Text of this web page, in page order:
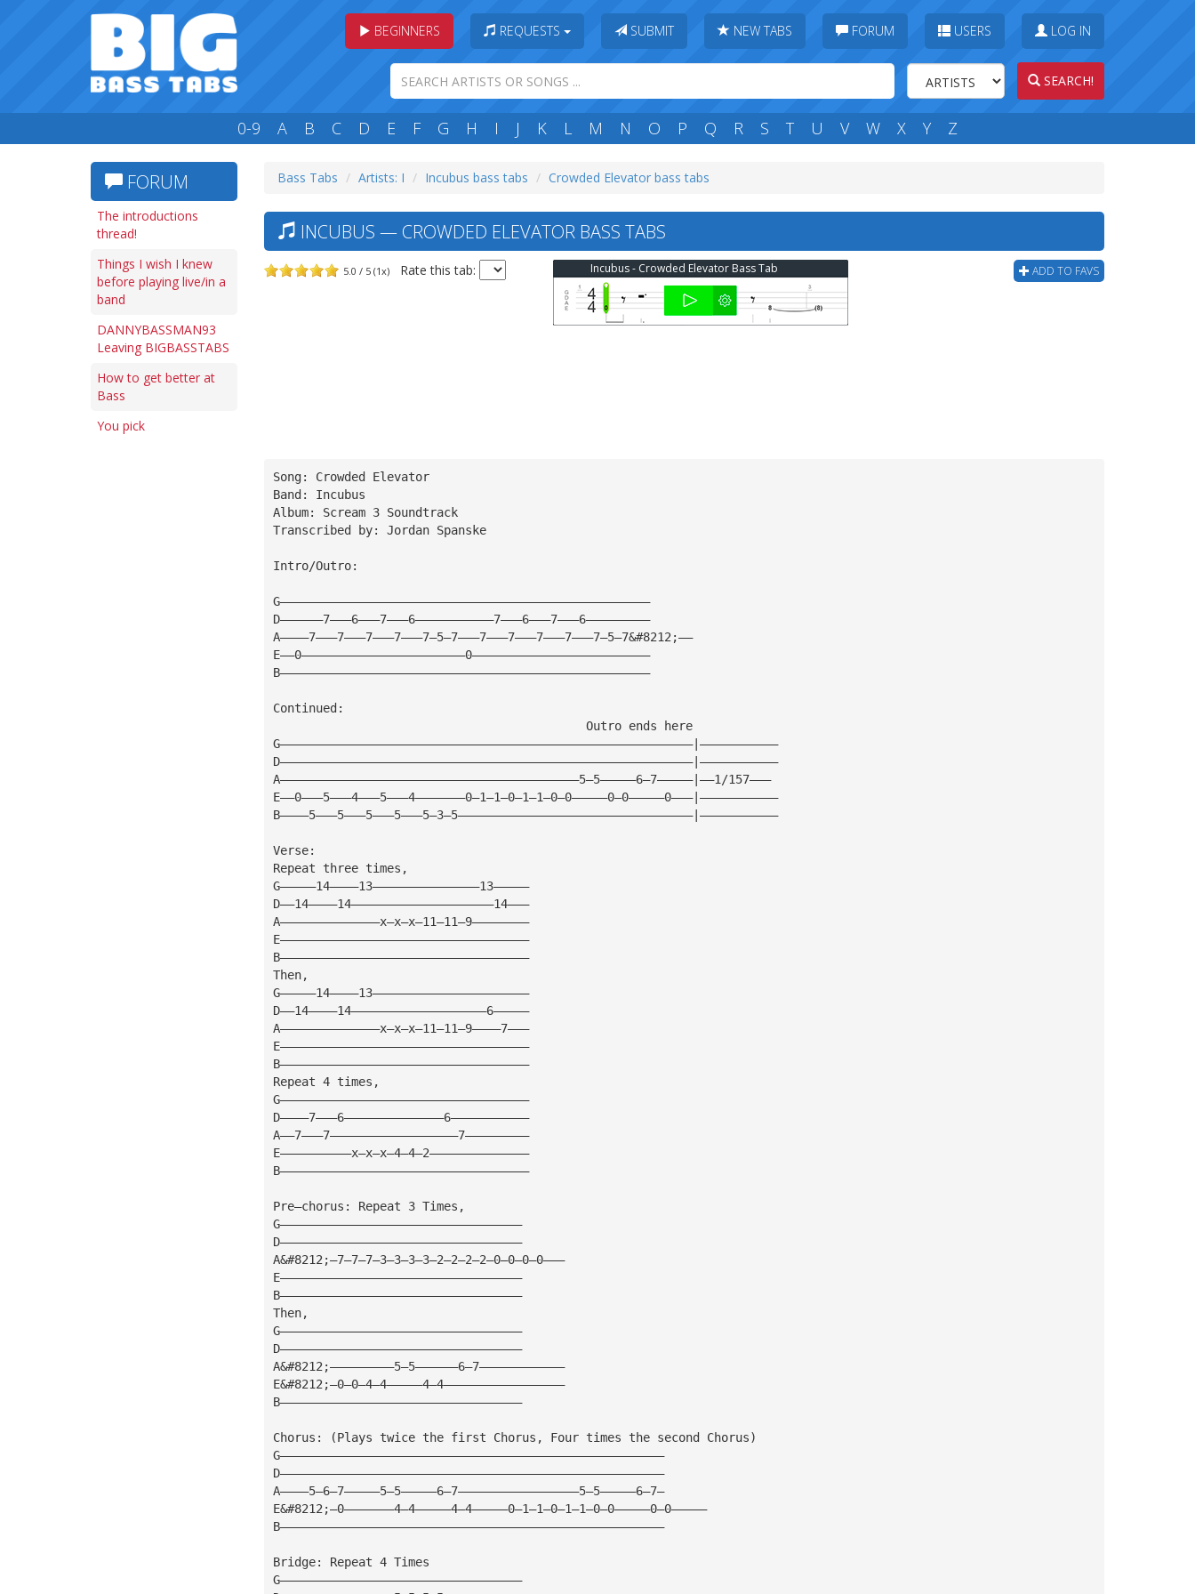
BEGINNERS REQUESTS SUBMIT NEW TABS FORUM USERS LOG IN
SEARCH!
0-9 A B C D E F G H I J K L M N O P Q R S T U V W X Y Z
FORUM
The introductions
thread!
Things I wish I knew
before playing live/in a
band
DANNYBASSMAN93
Leaving BIGBASSTABS
How to get better at
Bass
You pick
Bass Tabs Artists: I Incubus bass tabs Crowded Elevator bass tabs
INCUBUS — CROWDED ELEVATOR BASS TABS
5.0 / 5 (1x) Rate this tab: ADD TO FAVS
Incubus - Crowded Elevator Bass Tab
Song: Crowded Elevator
Band: Incubus
Album: Scream 3 Soundtrack
Transcribed by: Jordan Spanske
Intro/Outro:
G————————————————————————————————————————————————————
D——————7———6———7———6———————————7———6———7———6—————————
A————7———7———7———7———7—5—7———7———7———7———7———7—5—7&#8212;——
E——0———————————————————————0—————————————————————————
B————————————————————————————————————————————————————
Continued:
                                            Outro ends here
G——————————————————————————————————————————————————————————|———————————
D——————————————————————————————————————————————————————————|———————————
A——————————————————————————————————————————5—5—————6—7—————|——1/157———
E——0———5———4———5———4———————0—1—1—0—1—1—0—0—————0—0—————0———|———————————
B————5———5———5———5———5—3—5—————————————————————————————————|———————————
Verse:
Repeat three times,
G—————14————13———————————————13—————
D——14————14————————————————————14———
A——————————————x—x—x—11—11—9————————
E———————————————————————————————————
B———————————————————————————————————
Then,
G—————14————13——————————————————————
D——14————14———————————————————6—————
A——————————————x—x—x—11—11—9————7———
E———————————————————————————————————
B———————————————————————————————————
Repeat 4 times,
G———————————————————————————————————
D————7———6——————————————6———————————
A——7———7——————————————————7—————————
E——————————x—x—x—4—4—2——————————————
B———————————————————————————————————
Pre—chorus: Repeat 3 Times,
G——————————————————————————————————
D——————————————————————————————————
A&#8212;—7—7—7—3—3—3—3—2—2—2—2—0—0—0—0———
E——————————————————————————————————
B——————————————————————————————————
Then,
G——————————————————————————————————
D——————————————————————————————————
A&#8212;—————————5—5——————6—7————————————
E&#8212;—0—0—4—4—————4—4—————————————————
B——————————————————————————————————
Chorus: (Plays twice the first Chorus, Four times the second Chorus)
G——————————————————————————————————————————————————————
D——————————————————————————————————————————————————————
A————5—6—7—————5—5—————6—7—————————————————5—5—————6—7—
E&#8212;—0———————4—4—————4—4—————0—1—1—0—1—1—0—0—————0—0—————
B——————————————————————————————————————————————————————
Bridge: Repeat 4 Times
G——————————————————————————————————